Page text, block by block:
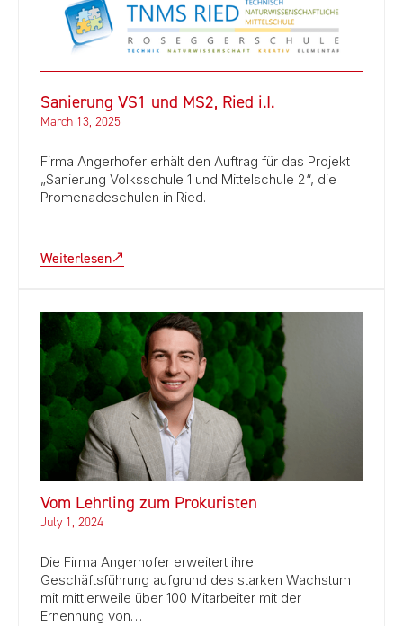
Sanierung VS1 und MS2, Ried i.I.
March 13, 2025
Firma Angerhofer erhält den Auftrag für das Projekt
„Sanierung Volksschule 1 und Mittelschule 2“, die
Promenadeschulen in Ried.
Weiterlesen
Vom Lehrling zum Prokuristen
July 1, 2024
Die Firma Angerhofer erweitert ihre
Geschäftsführung aufgrund des starken Wachstum
mit mittlerweile über 100 Mitarbeiter mit der
Ernennung von…